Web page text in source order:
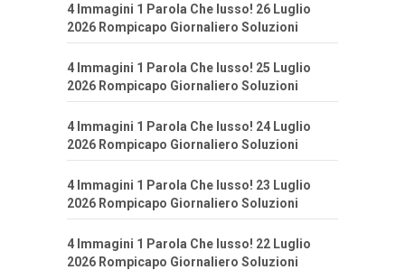
4 Immagini 1 Parola Che lusso! 26 Luglio
2026 Rompicapo Giornaliero Soluzioni
4 Immagini 1 Parola Che lusso! 25 Luglio
2026 Rompicapo Giornaliero Soluzioni
4 Immagini 1 Parola Che lusso! 24 Luglio
2026 Rompicapo Giornaliero Soluzioni
4 Immagini 1 Parola Che lusso! 23 Luglio
2026 Rompicapo Giornaliero Soluzioni
4 Immagini 1 Parola Che lusso! 22 Luglio
2026 Rompicapo Giornaliero Soluzioni